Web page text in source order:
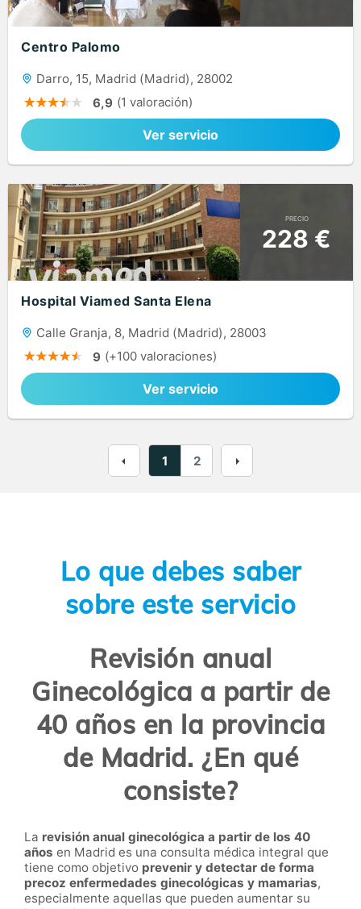
Centro Palomo
Darro, 15, Madrid (Madrid), 28002
6,9 (1 valoración)
Ver servicio
PRECIO
228 €
Hospital Viamed Santa Elena
Calle Granja, 8, Madrid (Madrid), 28003
9 (+100 valoraciones)
Ver servicio
1 2
Lo que debes saber
sobre este servicio
Revisión anual
Ginecológica a partir de
40 años en la provincia
de Madrid. ¿En qué
consiste?
La revisión anual ginecológica a partir de los 40
años en Madrid es una consulta médica integral que
tiene como objetivo prevenir y detectar de forma
precoz enfermedades ginecológicas y mamarias,
especialmente aquellas que pueden aumentar su